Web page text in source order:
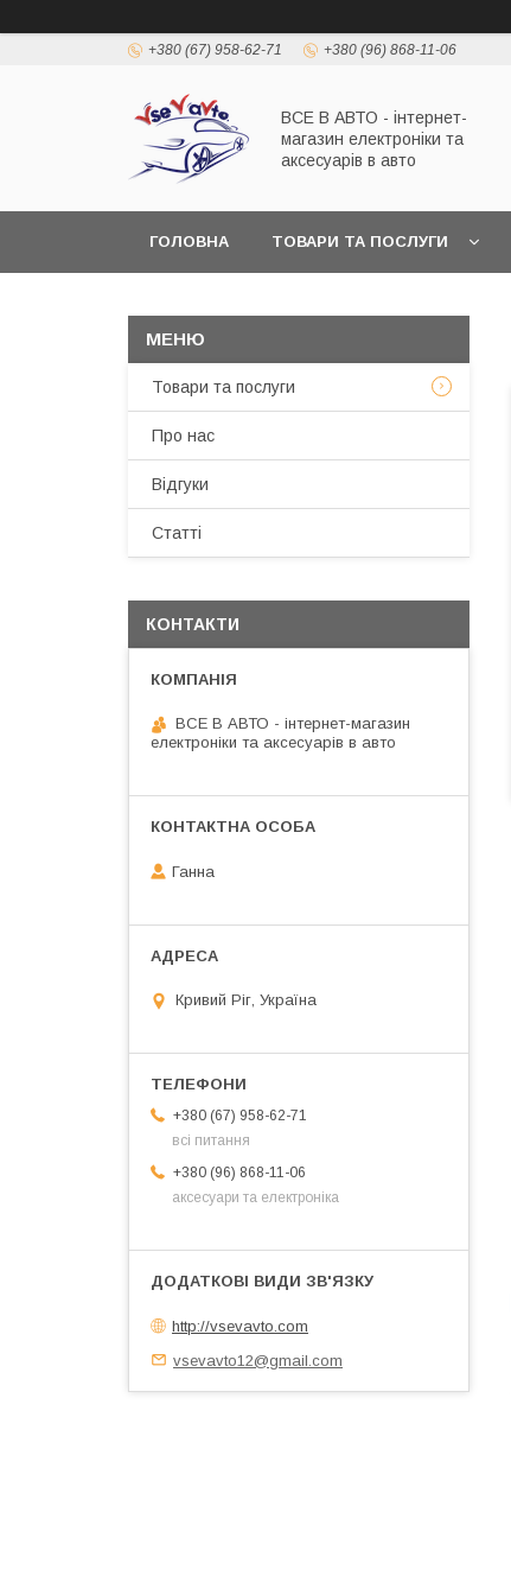
+380 (67) 958-62-71 +380 (96) 868-11-06
ВСЕ В АВТО - інтернет-
магазин електроніки та
аксесуарів в авто
ГОЛОВНА ТОВАРИ ТА ПОСЛУГИ
Товари та послуги
Про нас
Відгуки
Статті
КОНТАКТИ
ВСЕ В АВТО - інтернет-магазин
електроніки та аксесуарів в авто
Ганна
Кривий Ріг, Україна
+380 (67) 958-62-71
всі питання
+380 (96) 868-11-06
аксесуари та електроніка
http://vsevavto.com
vsevavto12@gmail.com